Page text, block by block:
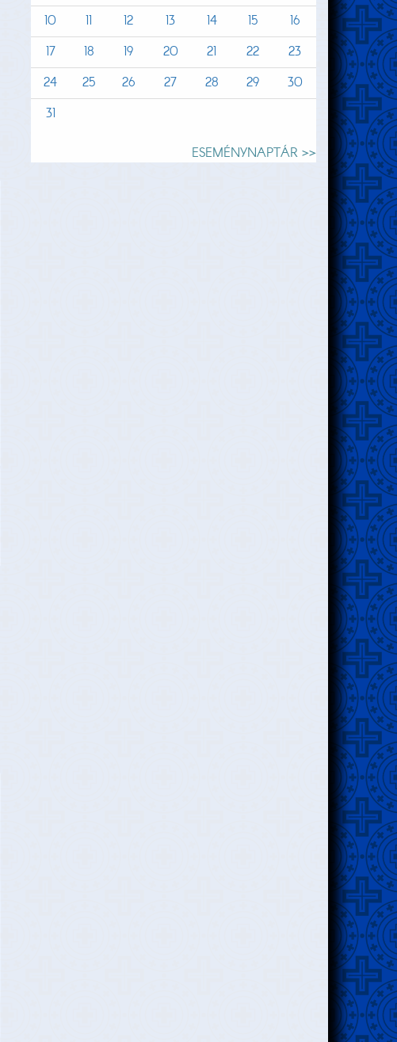
10
11 12 13 14 15
16
17
18 19 20 21 22
23
24
25 26 27 28 29
30
31
ESEMÉNYNAPTÁR >>